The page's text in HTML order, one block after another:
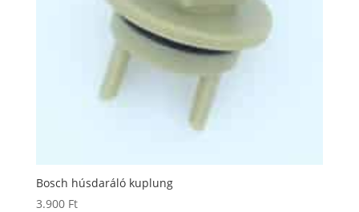
Bosch húsdaráló kuplung
3.900 Ft